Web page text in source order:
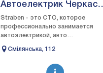
Автоелектрик Черкаси
Страбен
Straben - это СТО, которое
профессионально занимается
автоэлектрикой, авто
Черкассах, наш персонал имеет
Смілянська, 112